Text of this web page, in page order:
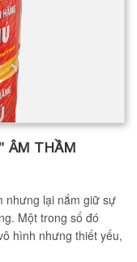
ÂM THẦM
nhưng lại nắm giữ sự
Một trong số đó
hình nhưng thiết yếu,